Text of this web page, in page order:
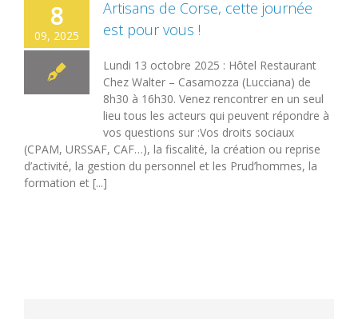
8
09, 2025
Artisans de Corse, cette journée
est pour vous !
Lundi 13 octobre 2025 : Hôtel Restaurant
Chez Walter – Casamozza (Lucciana) de
8h30 à 16h30. Venez rencontrer en un seul
lieu tous les acteurs qui peuvent répondre à
vos questions sur :Vos droits sociaux
(CPAM, URSSAF, CAF…), la fiscalité, la création ou reprise
d’activité, la gestion du personnel et les Prud’hommes, la
formation et [...]